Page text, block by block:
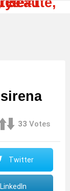
33 Votes
Twitter
LinkedIn